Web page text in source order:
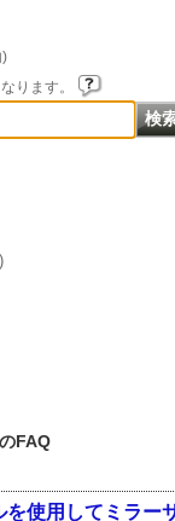
)
ります。
FAQ
使用してミラー